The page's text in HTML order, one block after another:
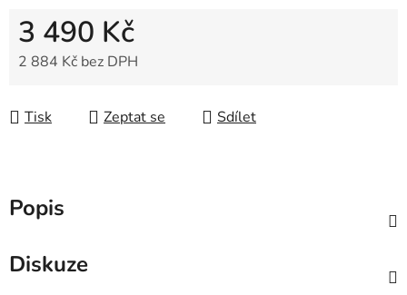
3 490 Kč
2 884 Kč bez DPH
Tisk
Zeptat se Sdílet
Popis
Diskuze